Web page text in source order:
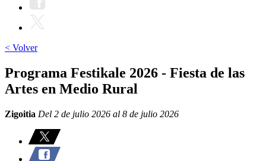
< Volver
Programa Festikale 2026 - Fiesta de las
Artes en Medio Rural
Zigoitia Del 2 de julio 2026 al 8 de julio 2026